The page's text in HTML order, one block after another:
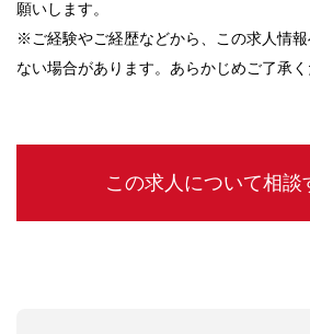
願いします。
※ご経験やご経歴などから、この求人情
ない場合があります。あらかじめご了承く
この求人について相談